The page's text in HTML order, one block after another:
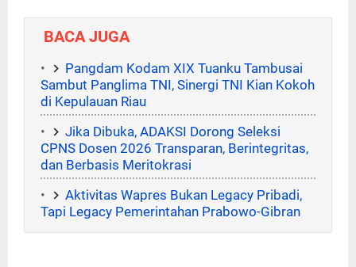
BACA JUGA
Pangdam Kodam XIX Tuanku Tambusai
Sambut Panglima TNI, Sinergi TNI Kian Kokoh
di Kepulauan Riau
Jika Dibuka, ADAKSI Dorong Seleksi
CPNS Dosen 2026 Transparan, Berintegritas,
dan Berbasis Meritokrasi
Aktivitas Wapres Bukan Legacy Pribadi,
Tapi Legacy Pemerintahan Prabowo-Gibran